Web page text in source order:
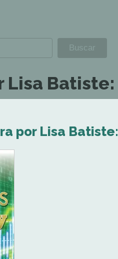
Lisa Batiste:
por Lisa Batiste: